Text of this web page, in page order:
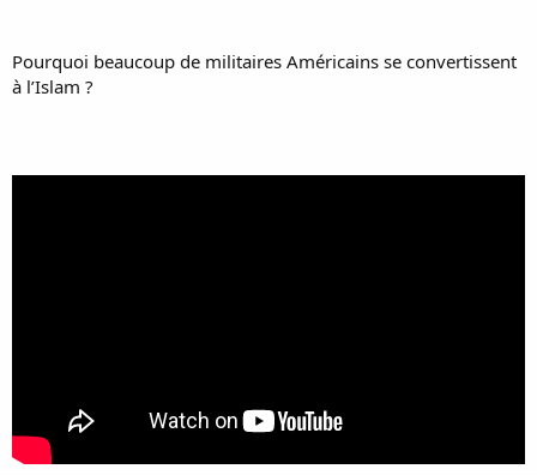
Pourquoi beaucoup de militaires Américains se convertissent
à l’Islam ?